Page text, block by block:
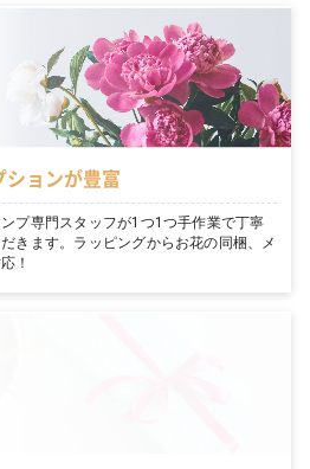
ションが豊富
プ専門スタッフが1つ1つ手作業で丁寧
きます。ラッピングからお花の同梱、メ
！